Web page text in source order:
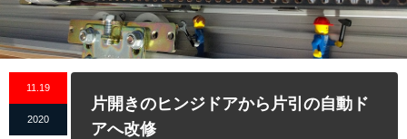
11.19
2020
片開きのヒンジドアから片引の自動ド
アへ改修